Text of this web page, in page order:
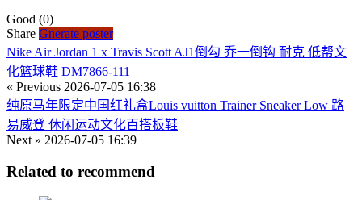
Good (0)
Share Gnerate poster
Nike Air Jordan 1 x Travis Scott AJ1倒勾 乔一倒钩 耐克 低帮文
化篮球鞋 DM7866-111
« Previous 2026-07-05 16:38
纯原马年限定中国红礼盒Louis vuitton Trainer Sneaker Low 路
易威登 休闲运动文化百搭板鞋
Next » 2026-07-05 16:39
Related to recommend